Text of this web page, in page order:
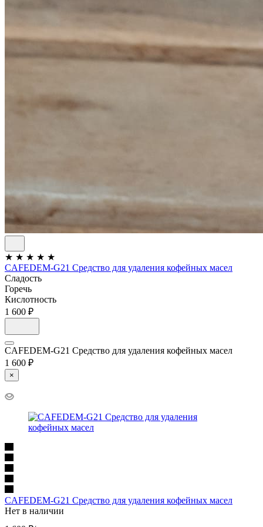
★ ★ ★ ★ ★
CAFEDEM-G21 Средство для удаления кофейных масел
Сладость
Горечь
Кислотность
1 600 ₽
CAFEDEM-G21 Средство для удаления кофейных масел
1 600 ₽
×
CAFEDEM-G21 Средство для удаления кофейных масел
Нет в наличии